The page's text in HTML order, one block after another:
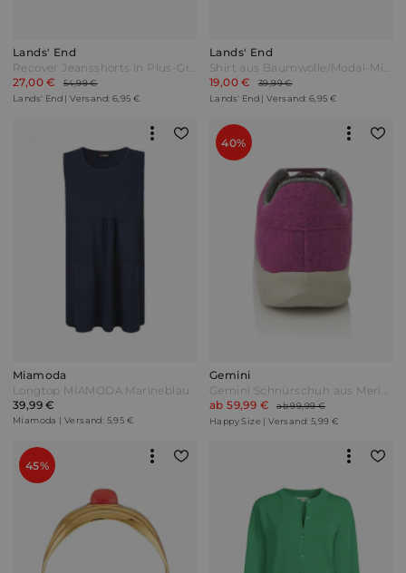
Lands' End
Recover Jeansshorts in Plus-Größe Damen Blau by Lands' End
27,00 €
54,99 €
Lands' End | Versand: 6,95 €
Lands' End
Shirt aus Baumwolle/Modal-Mix mit Rundausschnitt in Petite-Größe Damen Blau by Lands' End
19,00 €
39,99 €
Lands' End | Versand: 6,95 €
Miamoda
Longtop MIAMODA Marineblau
39,99 €
Miamoda | Versand: 5,95 €
40%
Gemini
Gemini Schnürschuh aus Merino Wolle Lila
ab 59,99 €
ab 99,99 €
Happy Size | Versand: 5,99 €
45%